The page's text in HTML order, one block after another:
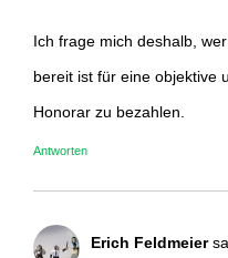
Ich frage mich deshalb,
bereit ist für eine objektive
Honorar zu bezahlen.
Antworten
Erich Feldmeier